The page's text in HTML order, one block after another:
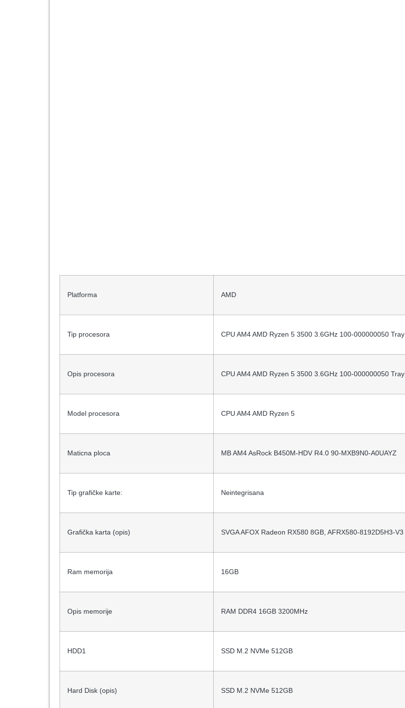
Platforma AMD
Tip procesora CPU AM4 AMD Ryzen 5 3500 3.6GHz 100-000000050 Tray
Opis procesora CPU AM4 AMD Ryzen 5 3500 3.6GHz 100-000000050 Tray
Model procesora CPU AM4 AMD Ryzen 5
Maticna ploca MB AM4 AsRock B450M-HDV R4.0 90-MXB9N0-A0UAYZ
Tip grafičke karte: Neintegrisana
Grafička karta (opis) SVGA AFOX Radeon RX580 8GB, AFRX580-8192D5H3-V3
Ram memorija 16GB
Opis memorije RAM DDR4 16GB 3200MHz
HDD1 SSD M.2 NVMe 512GB
Hard Disk (opis) SSD M.2 NVMe 512GB